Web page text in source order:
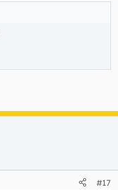
#17